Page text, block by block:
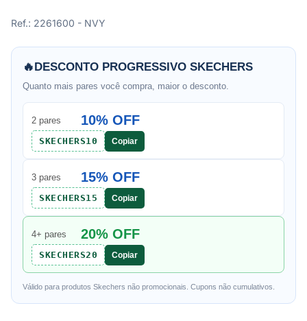
Ref.: 2261600 - NVY
🔥DESCONTO PROGRESSIVO SKECHERS
Quanto mais pares você compra, maior o desconto.
2 pares 10% OFF
SKECHERS10 Copiar
3 pares 15% OFF
SKECHERS15 Copiar
4+ pares 20% OFF
SKECHERS20 Copiar
Válido para produtos Skechers não promocionais. Cupons não cumulativos.